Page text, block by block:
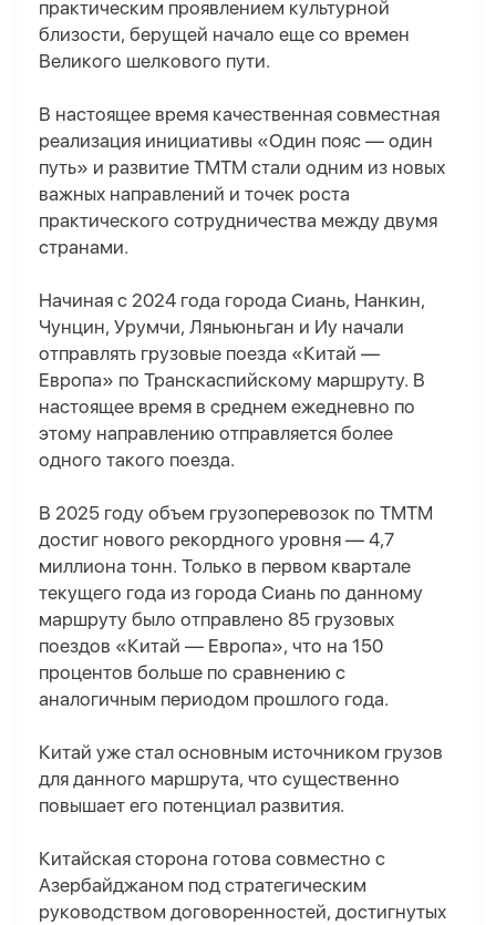
практическим проявлением культурной
близости, берущей начало еще со времен
Великого шелкового пути.
В настоящее время качественная совместная
реализация инициативы «Один пояс — один
путь» и развитие ТМТМ стали одним из новых
важных направлений и точек роста
практического сотрудничества между двумя
странами.
Начиная с 2024 года города Сиань, Нанкин,
Чунцин, Урумчи, Ляньюньган и Иу начали
отправлять грузовые поезда «Китай —
Европа» по Транскаспийскому маршруту. В
настоящее время в среднем ежедневно по
этому направлению отправляется более
одного такого поезда.
В 2025 году объем грузоперевозок по ТМТМ
достиг нового рекордного уровня — 4,7
миллиона тонн. Только в первом квартале
текущего года из города Сиань по данному
маршруту было отправлено 85 грузовых
поездов «Китай — Европа», что на 150
процентов больше по сравнению с
аналогичным периодом прошлого года.
Китай уже стал основным источником грузов
для данного маршрута, что существенно
повышает его потенциал развития.
Китайская сторона готова совместно с
Азербайджаном под стратегическим
руководством договоренностей, достигнутых